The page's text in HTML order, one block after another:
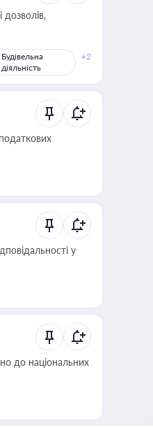
Будівельна
діяльність
+2
у
до національних